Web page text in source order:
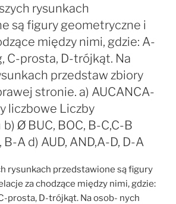
rysunkach
są figury geometryczne i
między nimi, gdzie: A-
C-prosta, D-trójkąt. Na
przedstaw zbiory
stronie. a) AUCANCA-
liczbowe Liczby
Ø BUC, BOC, B-C,C-B
B-A d) AUD, AND,A-D, D-A
rysunkach przedstawione są figury
za chodzące między nimi, gdzie:
prosta, D-trójkąt. Na osob- nych